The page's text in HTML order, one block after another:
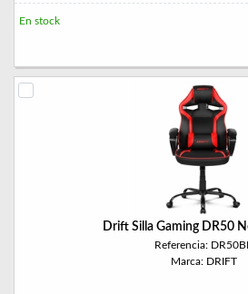
En stock
Drift Silla Gaming DR50
Referencia:
Marca: DRIFT